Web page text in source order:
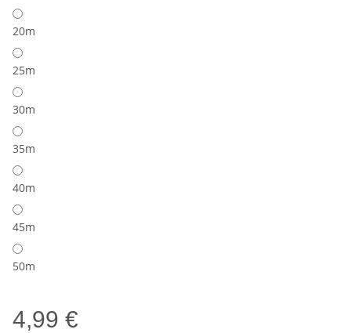
20m
25m
30m
35m
40m
45m
50m
4,99 €